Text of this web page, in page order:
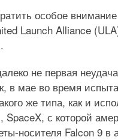
особое внимание
Launch Alliance
не первая
в мае во время
же типа, как и
с которой
носителя Falcon 9 в